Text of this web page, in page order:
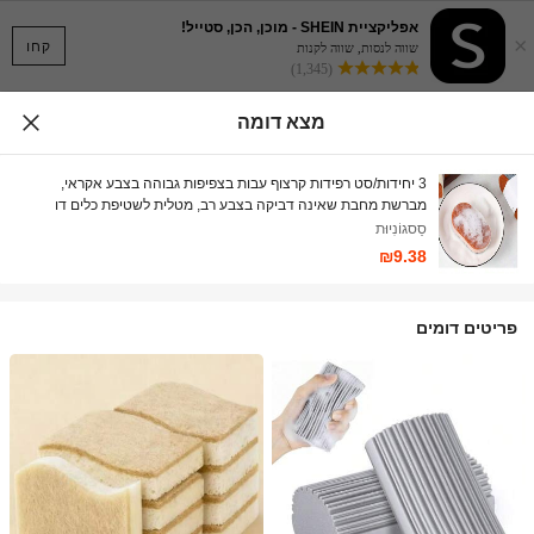
קחו ×
אפליקציית SHEIN - מוכן, הכן, סטייל!
שווה לנסות, שווה לקנות
(1,345)
מצא דומה
3 יחידות/סט רפידות קרצוף עבות בצפיפות גבוהה בצבע אקראי,
מברשת מחבת שאינה דביקה בצבע רב, מטלית לשטיפת כלים דו
צדדית למטבח
סַסגוֹנִיוּת
₪9.38
פריטים דומים